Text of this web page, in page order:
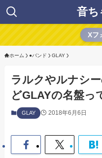
音ち
Xフ
ホーム ●バンド GLAY
ラルクやルナシ
どGLAYの名盤っ
GLAY 2018年6月6日